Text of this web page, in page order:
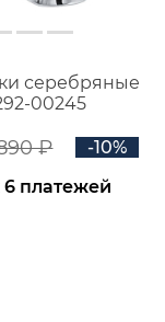
серебряные
00245
₽
-10%
6 платежей